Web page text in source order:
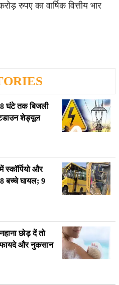
रुपए का वार्षिक वित्तीय भार
घंटे तक बिजली
शेड्यूल
और
बच्चे घायल; 9
छोड़ दें तो
फायदे और नुकसान